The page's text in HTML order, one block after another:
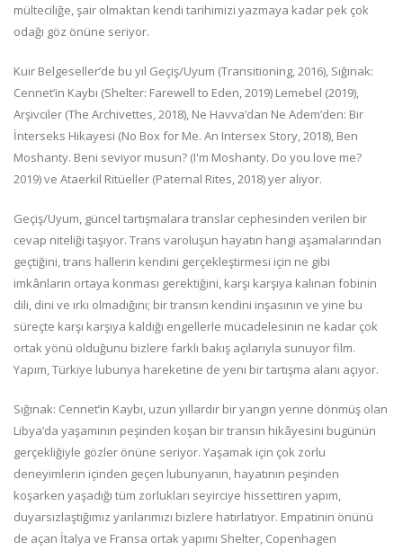
mülteciliğe, şair olmaktan kendi tarihimizi yazmaya kadar pek çok
odağı göz önüne seriyor.
Kuir Belgeseller’de bu yıl Geçiş/Uyum (Transitioning, 2016), Sığınak:
Cennet’in Kaybı (Shelter: Farewell to Eden, 2019) Lemebel (2019),
Arşivciler (The Archivettes, 2018), Ne Havva’dan Ne Adem’den: Bir
İnterseks Hikayesi (No Box for Me. An Intersex Story, 2018), Ben
Moshanty. Beni seviyor musun? (I'm Moshanty. Do you love me?
2019) ve Ataerkil Ritüeller (Paternal Rites, 2018) yer alıyor.
Geçiş/Uyum, güncel tartışmalara translar cephesinden verilen bir
cevap niteliği taşıyor. Trans varoluşun hayatın hangi aşamalarından
geçtiğini, trans hallerin kendini gerçekleştirmesi için ne gibi
imkânların ortaya konması gerektiğini, karşı karşıya kalınan fobinin
dili, dini ve ırkı olmadığını; bir transın kendini inşasının ve yine bu
süreçte karşı karşıya kaldığı engellerle mücadelesinin ne kadar çok
ortak yönü olduğunu bizlere farklı bakış açılarıyla sunuyor film.
Yapım, Türkiye lubunya hareketine de yeni bir tartışma alanı açıyor.
Sığınak: Cennet’in Kaybı, uzun yıllardır bir yangın yerine dönmüş olan
Libya’da yaşamının peşinden koşan bir transın hikâyesini bugünün
gerçekliğiyle gözler önüne seriyor. Yaşamak için çok zorlu
deneyimlerin içinden geçen lubunyanın, hayatının peşinden
koşarken yaşadığı tüm zorlukları seyirciye hissettiren yapım,
duyarsızlaştığımız yanlarımızı bizlere hatırlatıyor. Empatinin önünü
de açan İtalya ve Fransa ortak yapımı Shelter, Copenhagen